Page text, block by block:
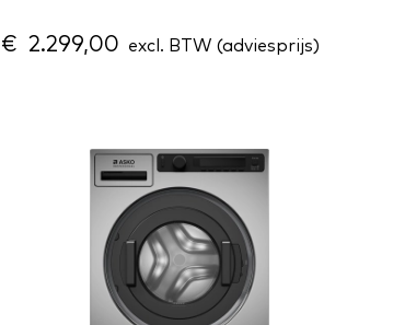
€ 2.299,00 excl. BTW (adviesprijs)